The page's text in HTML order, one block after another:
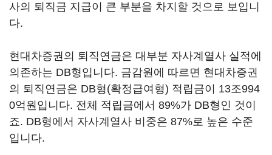
사의 퇴직금 지급이 큰 부분을 차지할 것으로 보입니
다.
현대차증권의 퇴직연금은 대부분 자사계열사 실적에
의존하는 DB형입니다. 금감원에 따르면 현대차증권
의 퇴직연금은 DB형(확정급여형) 적립금이 13조994
0억원입니다. 전체 적립금에서 89%가 DB형인 것이
죠. DB형에서 자사계열사 비중은 87%로 높은 수준
입니다.